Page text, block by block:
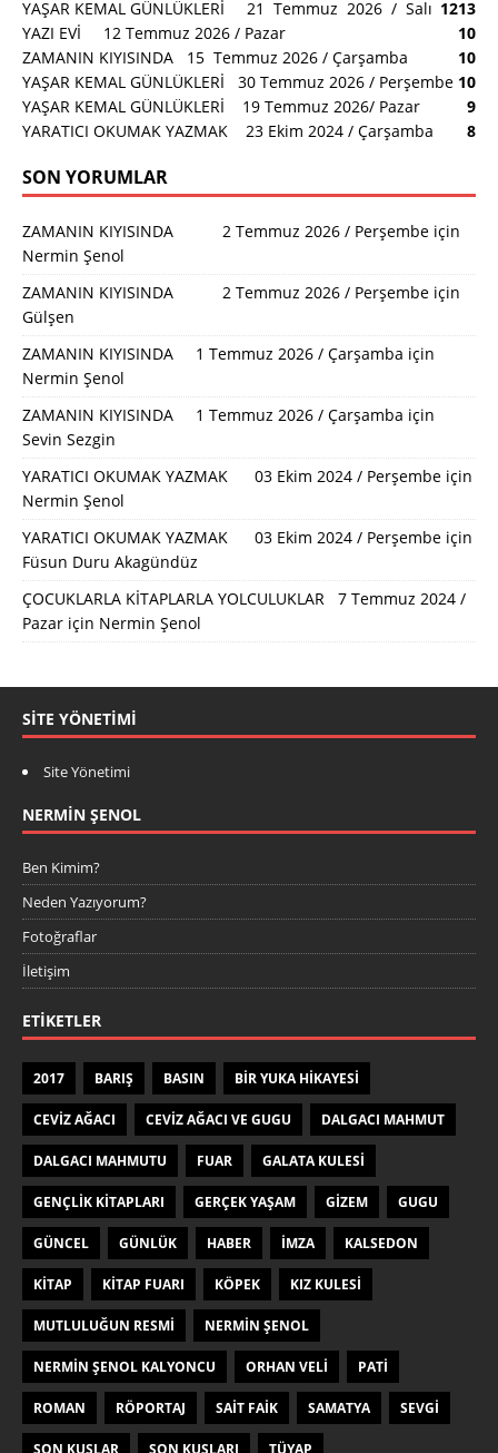
13
YAŞAR KEMAL GÜNLÜKLERİ 21 Temmuz 2026 / Salı 12
YAZI EVİ 12 Temmuz 2026 / Pazar
10
ZAMANIN KIYISINDA 15 Temmuz 2026 / Çarşamba
10
YAŞAR KEMAL GÜNLÜKLERİ 30 Temmuz 2026 / Perşembe 10
YAŞAR KEMAL GÜNLÜKLERİ 19 Temmuz 2026/ Pazar
9
YARATICI OKUMAK YAZMAK 23 Ekim 2024 / Çarşamba
8
SON YORUMLAR
ZAMANIN KIYISINDA 2 Temmuz 2026 / Perşembe için
Nermin Şenol
ZAMANIN KIYISINDA 2 Temmuz 2026 / Perşembe için
Gülşen
ZAMANIN KIYISINDA 1 Temmuz 2026 / Çarşamba için
Nermin Şenol
ZAMANIN KIYISINDA 1 Temmuz 2026 / Çarşamba için
Sevin Sezgin
YARATICI OKUMAK YAZMAK 03 Ekim 2024 / Perşembe için
Nermin Şenol
YARATICI OKUMAK YAZMAK 03 Ekim 2024 / Perşembe için
Füsun Duru Akagündüz
ÇOCUKLARLA KİTAPLARLA YOLCULUKLAR 7 Temmuz 2024 /
Pazar için Nermin Şenol
SITE YÖNETIMI
Site Yönetimi
NERMIN ŞENOL
Ben Kimim?
Neden Yazıyorum?
Fotoğraflar
İletişim
ETIKETLER
2017 BARIŞ BASIN BIR YUKA HIKAYESI
CEVIZ AĞACI CEVIZ AĞACI VE GUGU DALGACI MAHMUT
DALGACI MAHMUTU FUAR GALATA KULESI
GENÇLIK KITAPLARI GERÇEK YAŞAM GIZEM GUGU
GÜNCEL GÜNLÜK HABER IMZA KALSEDON
KITAP KITAP FUARI KÖPEK KIZ KULESI
MUTLULUĞUN RESMI NERMIN ŞENOL
NERMIN ŞENOL KALYONCU ORHAN VELI PATI
ROMAN RÖPORTAJ SAIT FAIK SAMATYA SEVGI
SON KUŞLAR SON KUŞLARI TÜYAP